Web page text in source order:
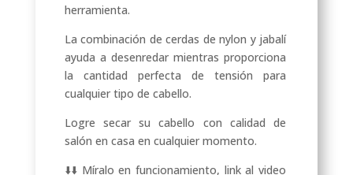
herramienta.
La combinación de cerdas de nylon y jabalí
ayuda a desenredar mientras proporciona
la cantidad perfecta de tensión para
cualquier tipo de cabello.
Logre secar su cabello con calidad de
salón en casa en cualquier momento.
⬇️⬇️ Míralo en funcionamiento, link al video